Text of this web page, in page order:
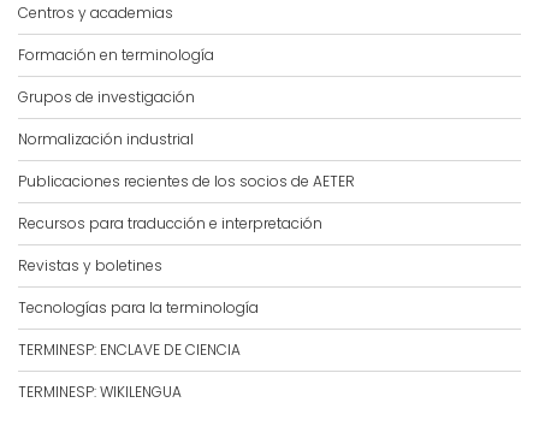
Centros y academias
Formación en terminología
Grupos de investigación
Normalización industrial
Publicaciones recientes de los socios de AETER
Recursos para traducción e interpretación
Revistas y boletines
Tecnologías para la terminología
TERMINESP: ENCLAVE DE CIENCIA
TERMINESP: WIKILENGUA